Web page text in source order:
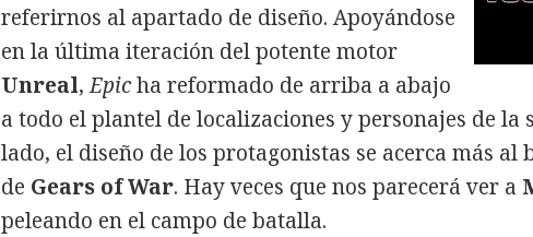
referirnos al apartado de diseño. Apoyándose
en la última iteración del potente motor
Unreal,Epicha reformado de arriba a abajo
a todo el plantel de localizaciones y personajes de la
lado, el diseño de los protagonistas se acerca más al
de Gears of War. Hay veces que nos parecerá ver a
peleando en el campo de batalla.